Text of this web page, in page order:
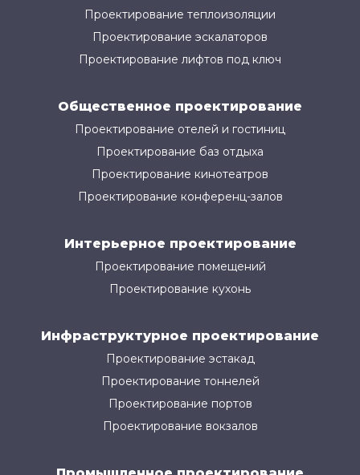
Проектирование теплоизоляции
Проектирование эскалаторов
Проектирование лифтов под ключ
Общественное проектирование
Проектирование отелей и гостиниц
Проектирование баз отдыха
Проектирование кинотеатров
Проектирование конференц-залов
Интерьерное проектирование
Проектирование помещений
Проектирование кухонь
Инфраструктурное проектирование
Проектирование эстакад
Проектирование тоннелей
Проектирование портов
Проектирование вокзалов